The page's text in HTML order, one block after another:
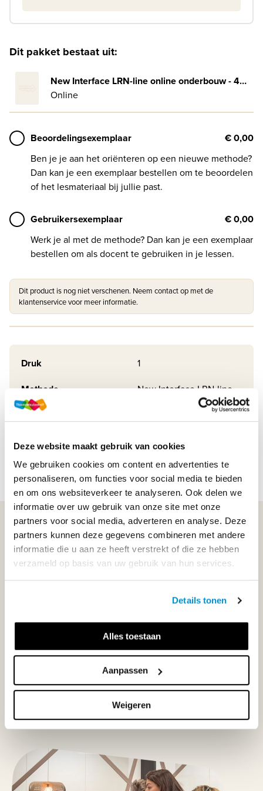
Deze website maakt gebruik van cookies
We gebruiken cookies om content en advertenties te
personaliseren, om functies voor social media te bieden
en om ons websiteverkeer te analyseren. Ook delen we
informatie over uw gebruik van onze site met onze
partners voor social media, adverteren en analyse. Deze
partners kunnen deze gegevens combineren met andere
informatie die u aan ze heeft verstrekt of die ze hebben
verzameld op basis van uw gebruik van hun services.
Details tonen
Alles toestaan
Aanpassen
Weigeren
Dit pakket bestaat uit:
New Interface LRN-line online onderbouw - 4-jaar afname
Online
Beoordelingsexemplaar
€ 0,00
Ben je je aan het oriënteren op een nieuwe methode?
Dan kan je een exemplaar bestellen om te beoordelen
of het lesmateriaal bij jullie past.
Gebruikersexemplaar
€ 0,00
Werk je al met de methode? Dan kan je een exemplaar
bestellen om als docent te gebruiken in je lessen.
Dit product is nog niet verschenen. Neem contact op met de
klantenservice voor meer informatie.
Druk
1
Methode
New Interface LRN-line
Soort uitgave
9789006816655
WIJ STAAN VOOR JE KLAAR!
033-4483000
Klantenservice
Neem contact op